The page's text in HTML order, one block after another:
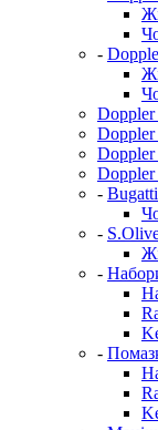
-
Doppler
Doppler
Doppler
-
-
-
-